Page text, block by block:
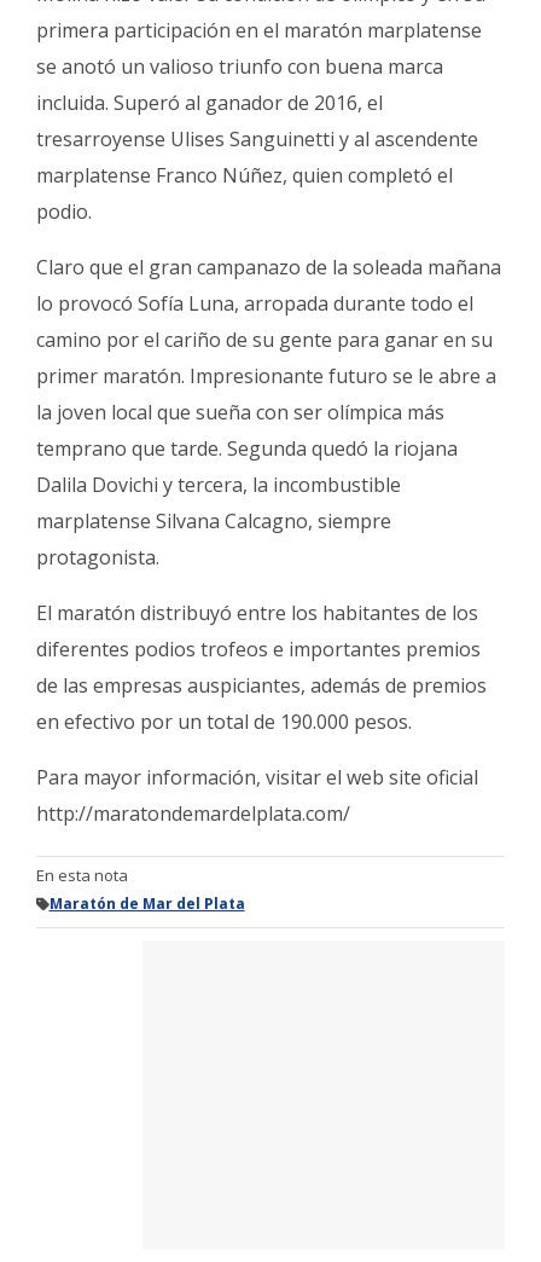
primera participación en el maratón marplatense
se anotó un valioso triunfo con buena marca
incluida. Superó al ganador de 2016, el
tresarroyense Ulises Sanguinetti y al ascendente
marplatense Franco Núñez, quien completó el
podio.
Claro que el gran campanazo de la soleada mañana
lo provocó Sofía Luna, arropada durante todo el
camino por el cariño de su gente para ganar en su
primer maratón. Impresionante futuro se le abre a
la joven local que sueña con ser olímpica más
temprano que tarde. Segunda quedó la riojana
Dalila Dovichi y tercera, la incombustible
marplatense Silvana Calcagno, siempre
protagonista.
El maratón distribuyó entre los habitantes de los
diferentes podios trofeos e importantes premios
de las empresas auspiciantes, además de premios
en efectivo por un total de 190.000 pesos.
Para mayor información, visitar el web site oficial
http://maratondemardelplata.com/
En esta nota
Maratón de Mar del Plata